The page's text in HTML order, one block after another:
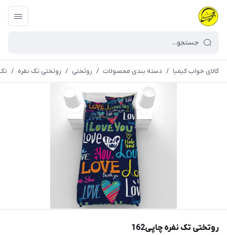
کالای خواب کیمیا / دسته بندی محصولات / روتختی / روتختی تک نفره /
روتختی تک نفره چاپی162